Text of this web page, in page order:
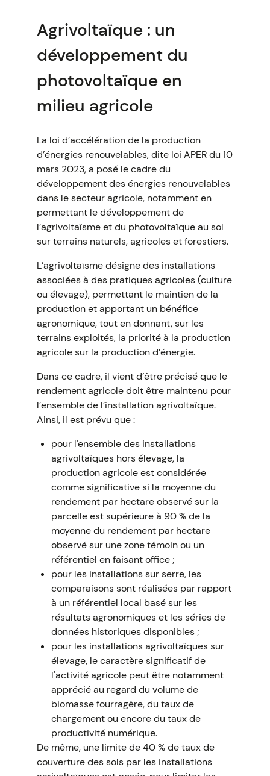
Agrivoltaïque : un
développement du
photovoltaïque en
milieu agricole
La loi d’accélération de la production
d’énergies renouvelables, dite loi APER du 10
mars 2023, a posé le cadre du
développement des énergies renouvelables
dans le secteur agricole, notamment en
permettant le développement de
l’agrivoltaïsme et du photovoltaïque au sol
sur terrains naturels, agricoles et forestiers.
L’agrivoltaïsme désigne des installations
associées à des pratiques agricoles (culture
ou élevage), permettant le maintien de la
production et apportant un bénéfice
agronomique, tout en donnant, sur les
terrains exploités, la priorité à la production
agricole sur la production d’énergie.
Dans ce cadre, il vient d’être précisé que le
rendement agricole doit être maintenu pour
l’ensemble de l’installation agrivoltaïque.
Ainsi, il est prévu que :
pour l'ensemble des installations
agrivoltaïques hors élevage, la
production agricole est considérée
comme significative si la moyenne du
rendement par hectare observé sur la
parcelle est supérieure à 90 % de la
moyenne du rendement par hectare
observé sur une zone témoin ou un
référentiel en faisant office ;
pour les installations sur serre, les
comparaisons sont réalisées par rapport
à un référentiel local basé sur les
résultats agronomiques et les séries de
données historiques disponibles ;
pour les installations agrivoltaïques sur
élevage, le caractère significatif de
l'activité agricole peut être notamment
apprécié au regard du volume de
biomasse fourragère, du taux de
chargement ou encore du taux de
productivité numérique.
De même, une limite de 40 % de taux de
couverture des sols par les installations